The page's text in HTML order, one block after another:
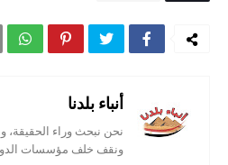
أنباء بلدنا
نحن نبحث وراء الحقيقة،
ونقف خلف مؤسسات